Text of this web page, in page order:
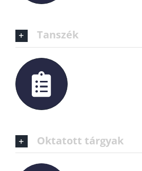
Tanszék
Oktatott tárgyak